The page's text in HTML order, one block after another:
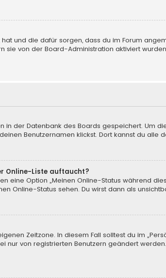
und die dafür sorgen, dass du im Forum
sie von der Board-Administration aktiviert
der Datenbank des Boards gespeichert. Um
Benutzernamen klickst. Dort kannst du alle
Online-Liste auftaucht?
eine Option „Meinen Online-Status während
Online-Status sehen. Du wirst dann als
Zeitzone. In diesem Fall solltest du im
nur von registrierten Benutzern geändert